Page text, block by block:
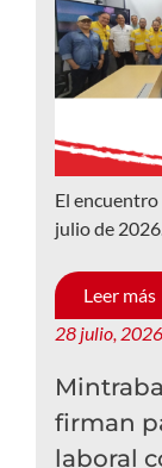
El
julio de
Leer más
28 julio, 2026
firman
laboral